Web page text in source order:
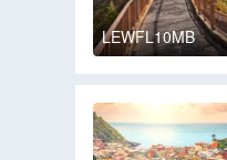
LEWFL10MB